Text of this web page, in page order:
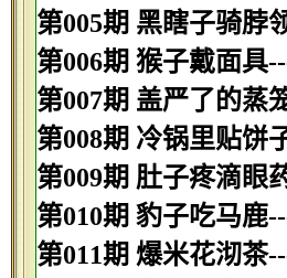
第005期 黑瞎子骑脖
第006期 猴子戴面具
第007期 盖严了的蒸
第008期 冷锅里贴饼
第009期 肚子疼滴眼
第010期 豹子吃马鹿
第011期 爆米花沏茶